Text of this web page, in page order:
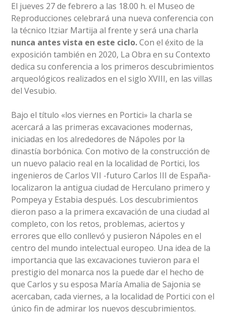
El jueves 27 de febrero a las 18.00 h. el Museo de
Reproducciones celebrará una nueva conferencia con
la técnico Itziar Martija al frente y será una charla
nunca antes vista en este ciclo.Con el éxito de la
exposición también en 2020, La Obra en su Contexto
dedica su conferencia a los primeros descubrimientos
arqueológicos realizados en el siglo XVIII, en las villas
del Vesubio.
Bajo el título «los viernes en Portici» la charla se
acercará a las primeras excavaciones modernas,
iniciadas en los alrededores de Nápoles por la
dinastía borbónica. Con motivo de la construcción de
un nuevo palacio real en la localidad de Portici, los
ingenieros de Carlos VII -futuro Carlos III de España-
localizaron la antigua ciudad de Herculano primero y
Pompeya y Estabia después. Los descubrimientos
dieron paso a la primera excavación de una ciudad al
completo, con los retos, problemas, aciertos y
errores que ello conllevó y pusieron Nápoles en el
centro del mundo intelectual europeo. Una idea de la
importancia que las excavaciones tuvieron para el
prestigio del monarca nos la puede dar el hecho de
que Carlos y su esposa María Amalia de Sajonia se
acercaban, cada viernes, a la localidad de Portici con el
único fin de admirar los nuevos descubrimientos.